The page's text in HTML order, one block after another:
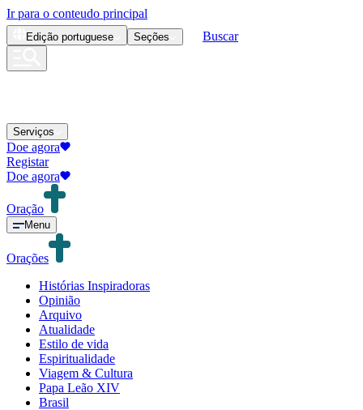
Ir para o conteudo principal
Edição portuguese Seções Buscar
Serviços
Doe agora
Registar
Doe agora
Oração
Menu
Orações
Histórias Inspiradoras
Opinião
Arquivo
Atualidade
Estilo de vida
Espiritualidade
Viagem & Cultura
Papa Leão XIV
Brasil